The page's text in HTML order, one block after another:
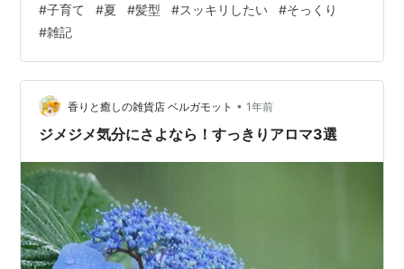
んなで 木曜日のブログ記事。 今日は イメチェンについ
てのお話を。 「ねぇ、お父さん」 「僕、坊主にしたい」
ある日の夕方、 三男君より、 突然の告白です。 中学1年
生で 何かと心身共に 変化出てくるお年頃。 見た目なん
かも 気にするようになってきた三男君。 そん…
#子育て #夏 #髪型 #スッキリしたい #そっくり
#雑記
香りと癒しの雑貨店 ベルガモット • 1年前
ジメジメ気分にさよなら！すっきりアロマ3選